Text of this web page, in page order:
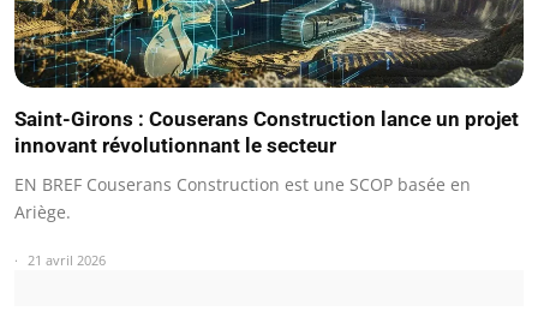
Saint-Girons : Couserans Construction lance un projet
innovant révolutionnant le secteur
EN BREF Couserans Construction est une SCOP basée en
Ariège.
21 avril 2026